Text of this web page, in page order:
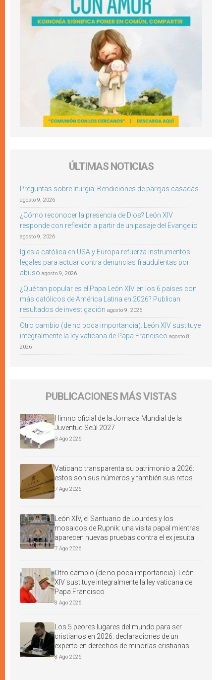
ÚLTIMAS NOTICIAS
Preguntas sobre liturgia: Bendiciones de parejas casadas
agosto 9, 2026
¿Cómo reconocer la presencia de Dios? León XIV
responde con reflexión a partir de un pasaje del Evangelio
agosto 9, 2026
Iglesia católica en USA y Europa refuerza instrumentos
legales para actuar contra denuncias fraudulentas por
abuso agosto 9, 2026
¿Qué tan popular es el Papa León XIV en los 6 países con
más católicos de América Latina en 2026? Publican
resultados de investigación agosto 9, 2026
Otro cambio (de no poca importancia): León XIV sustituye
integralmente la ley vaticana de Papa Francisco agosto 8,
2026
PUBLICACIONES MÁS VISTAS
Himno oficial de la Jornada Mundial de la
Juventud Seúl 2027
3 Ago 2026
Vaticano transparenta su patrimonio a 2026:
estos son sus números y también sus retos
7 Ago 2026
León XIV, el Santuario de Lourdes y los
mosaicos de Rupnik: una visita papal mientras
aparecen nuevas pruebas contra el ex jesuita
7 Ago 2026
Otro cambio (de no poca importancia): León
XIV sustituye integralmente la ley vaticana de
Papa Francisco
8 Ago 2026
Los 5 peores lugares del mundo para ser
cristianos en 2026: declaraciones de un
experto en derechos de minorías cristianas
8 Ago 2026